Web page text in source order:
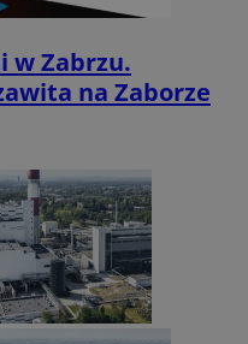
w Zabrzu.
na Zaborze